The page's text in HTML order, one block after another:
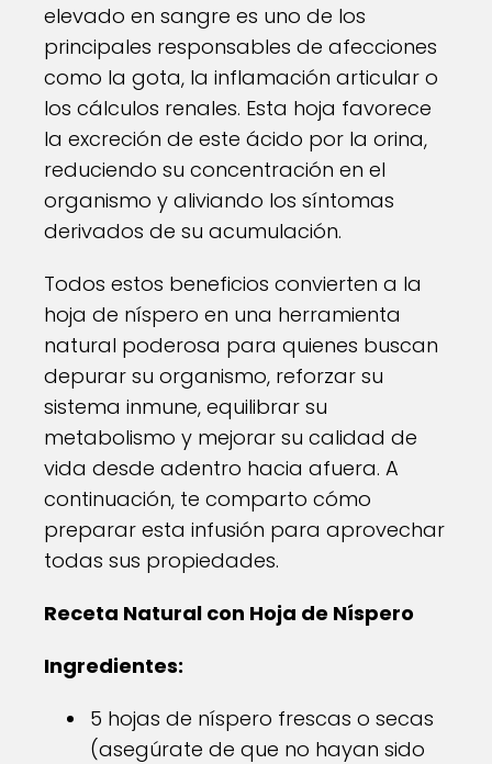
elevado en sangre es uno de los
principales responsables de afecciones
como la gota, la inflamación articular o
los cálculos renales. Esta hoja favorece
la excreción de este ácido por la orina,
reduciendo su concentración en el
organismo y aliviando los síntomas
derivados de su acumulación.
Todos estos beneficios convierten a la
hoja de níspero en una herramienta
natural poderosa para quienes buscan
depurar su organismo, reforzar su
sistema inmune, equilibrar su
metabolismo y mejorar su calidad de
vida desde adentro hacia afuera. A
continuación, te comparto cómo
preparar esta infusión para aprovechar
todas sus propiedades.
Receta Natural con Hoja de Níspero
Ingredientes:
5 hojas de níspero frescas o secas
(asegúrate de que no hayan sido